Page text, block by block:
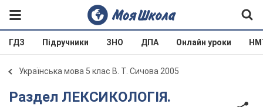
ГДЗ Підручники ЗНО ДПА Онлайн уроки
Українська мова 5 клас В. Т. Сичова 2005
Раздел ЛЕКСИКОЛОГІЯ.